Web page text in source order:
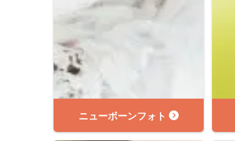
ニューボーンフォト